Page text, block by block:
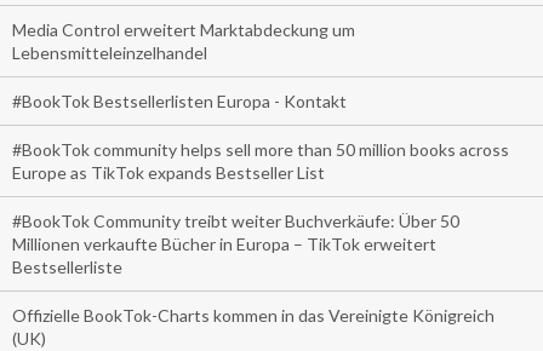
Media Control erweitert Marktabdeckung um
Lebensmitteleinzelhandel
#BookTok Bestsellerlisten Europa - Kontakt
#BookTok community helps sell more than 50 million books across
Europe as TikTok expands Bestseller List
#BookTok Community treibt weiter Buchverkäufe: Über 50
Millionen verkaufte Bücher in Europa – TikTok erweitert
Bestsellerliste
Offizielle BookTok-Charts kommen in das Vereinigte Königreich
(UK)